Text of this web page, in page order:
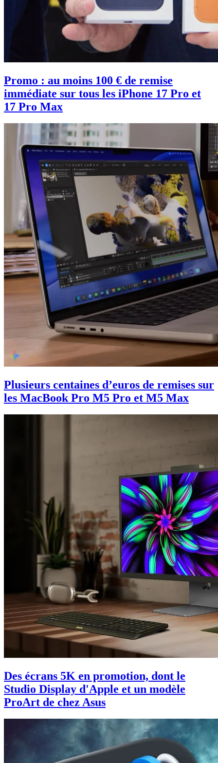
Promo : au moins 100 € de remise
immédiate sur tous les iPhone 17 Pro et
17 Pro Max
Plusieurs centaines d’euros de remises sur
les MacBook Pro M5 Pro et M5 Max
Des écrans 5K en promotion, dont le
Studio Display d'Apple et un modèle
ProArt de chez Asus